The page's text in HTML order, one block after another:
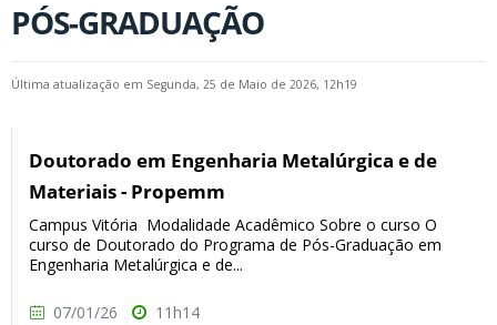
PÓS-GRADUAÇÃO
Última atualização em Segunda, 25 de Maio de 2026, 12h19
Doutorado em Engenharia Metalúrgica e de
Materiais - Propemm
Campus Vitória Modalidade Acadêmico Sobre o curso O
curso de Doutorado do Programa de Pós-Graduação em
Engenharia Metalúrgica e de...
07/01/26 11h14